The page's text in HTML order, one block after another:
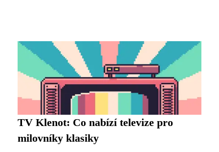
TV Klenot: Co nabízí televize pro
milovníky klasiky